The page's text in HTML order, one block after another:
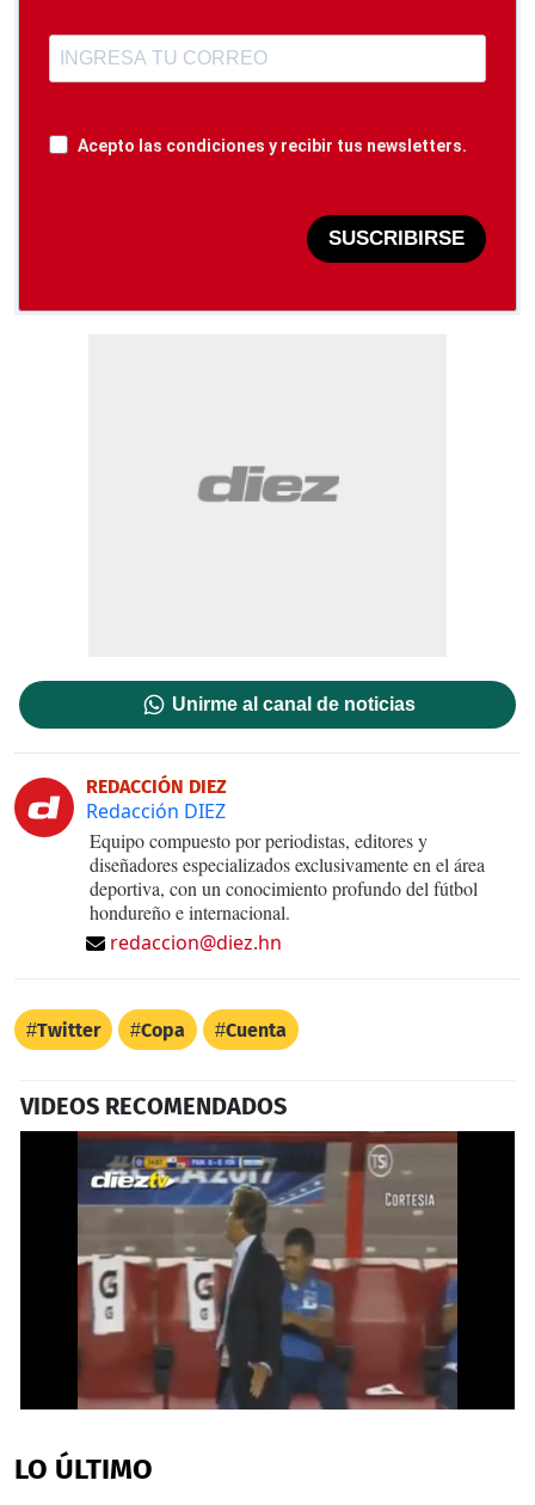
Acepto las condiciones y recibir tus newsletters.
SUSCRIBIRSE
Unirme al canal de noticias
REDACCIÓN DIEZ
Redacción DIEZ
Equipo compuesto por periodistas, editores y
diseñadores especializados exclusivamente en el área
deportiva, con un conocimiento profundo del fútbol
hondureño e internacional.
redaccion@diez.hn
Twitter Copa Cuenta
VIDEOS RECOMENDADOS
of
1
LO ÚLTIMO